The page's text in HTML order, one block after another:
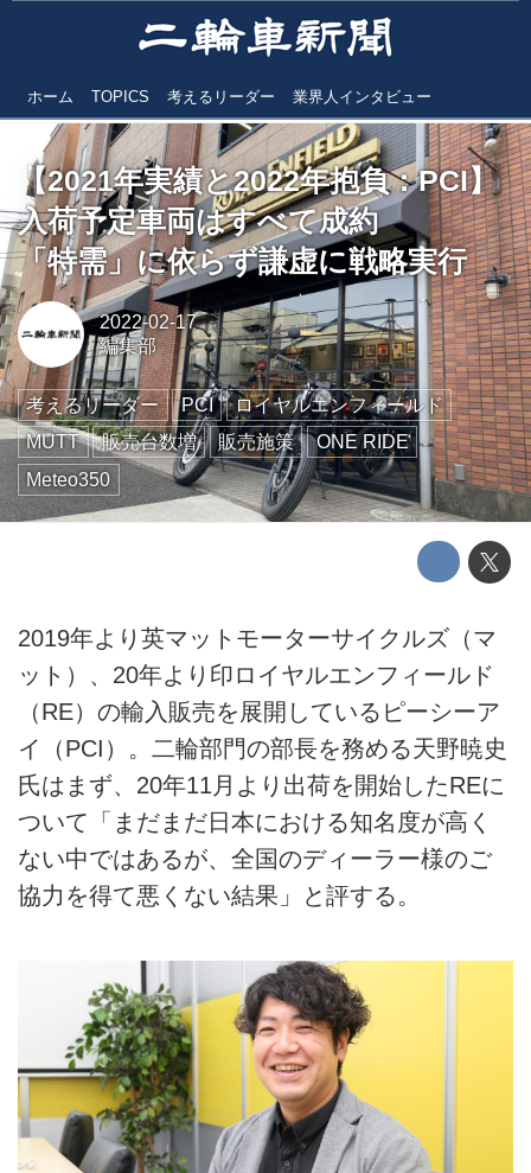
ホーム TOPICS 考えるリーダー 業界人インタビュー
【2021年実績と2022年抱負：PCI】
入荷予定車両はすべて成約
「特需」に依らず謙虚に戦略実行
2022-02-17
編集部
考えるリーダー PCI
ロイヤルエンフィールド
MUTT
販売台数増 販売施策
ONE RIDE
Meteo350
2019年より英マットモーターサイクルズ（マ
ット）、20年より印ロイヤルエンフィールド
（RE）の輸入販売を展開しているピーシーア
イ（PCI）。二輪部門の部長を務める天野暁史
氏はまず、20年11月より出荷を開始したREに
ついて「まだまだ日本における知名度が高く
ない中ではあるが、全国のディーラー様のご
協力を得て悪くない結果」と評する。